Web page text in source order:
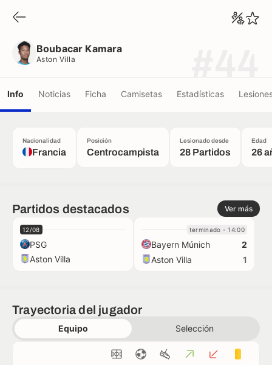
Boubacar Kamara
Aston Villa
Info Noticias Ficha Camisetas Estadísticas
Nacionalidad
Francia
Posición
Centrocampista
Lesionado desde
28 Partidos
Edad
26
Partidos destacados Ver más
12/08
PSG
Aston Villa
terminado - 14:00
Bayern Múnich
2
Aston Villa
1
Trayectoria del jugador
Equipo Selección